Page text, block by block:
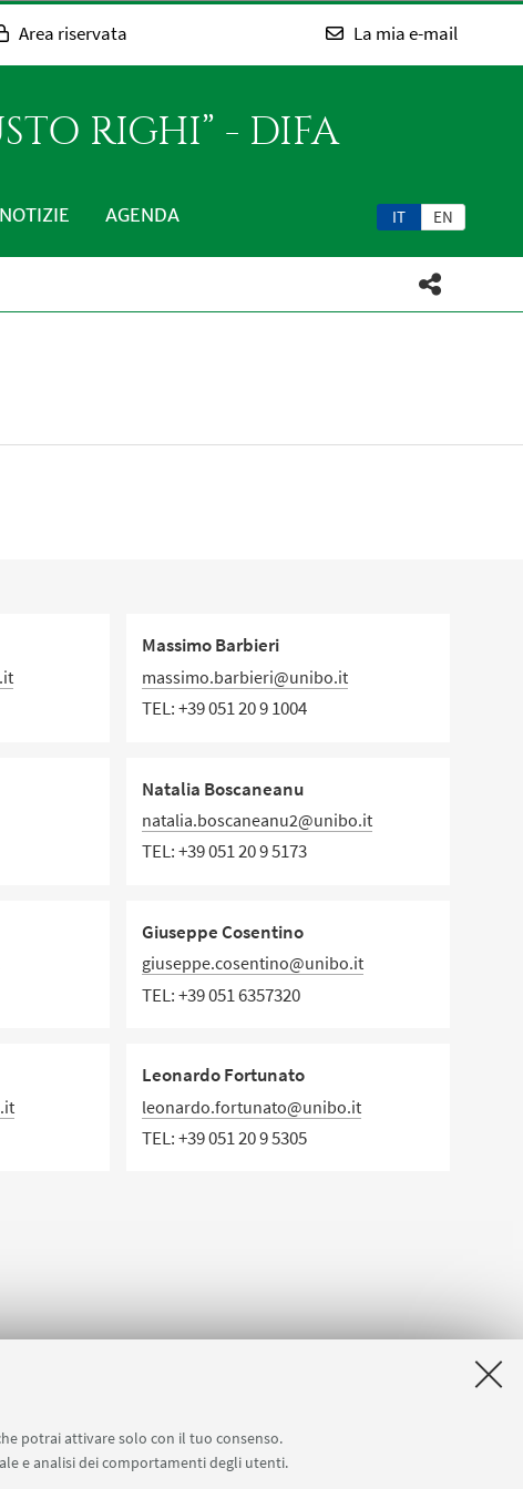
potrai attivare solo con il tuo consenso.
e analisi dei comportamenti degli utenti.
Area riservata La mia e-mail
RIGHI” - DIFA
IT EN
NOTIZIE AGENDA
Massimo Barbieri
massimo.barbieri@unibo.it
TEL:+39 051 20 9 1004
Natalia Boscaneanu
natalia.boscaneanu2@unibo.it
TEL:+39 051 20 9 5173
Giuseppe Cosentino
giuseppe.cosentino@unibo.it
TEL:+39 051 6357320
Leonardo Fortunato
leonardo.fortunato@unibo.it
TEL:+39 051 20 9 5305